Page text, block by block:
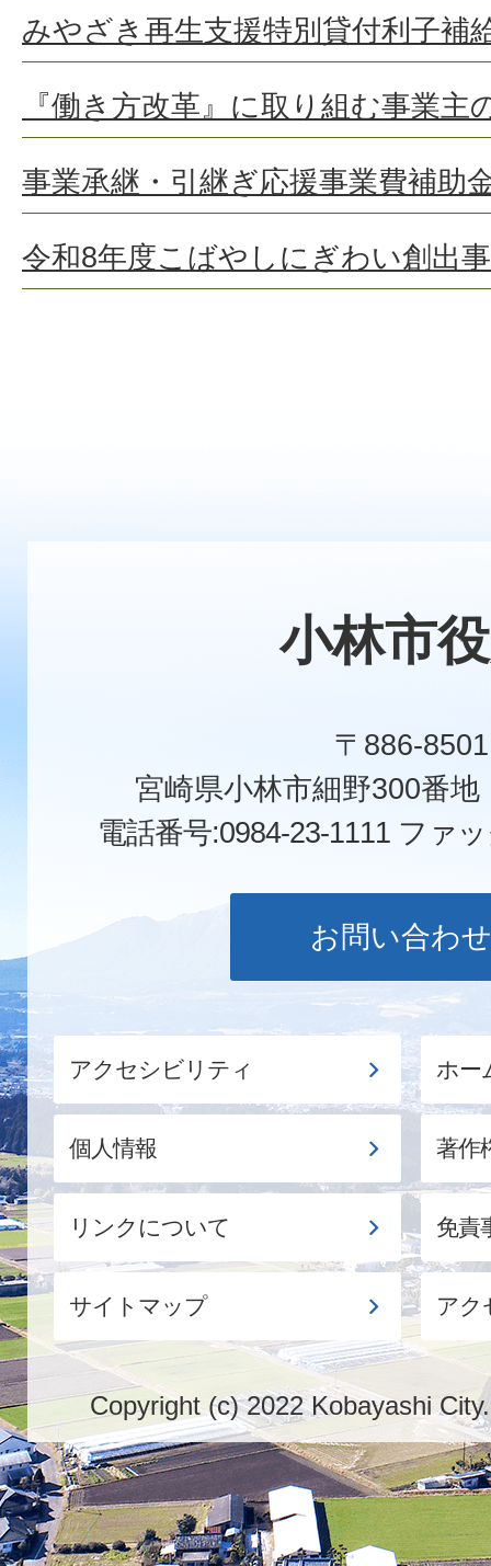
みやざき再生支援特別貸付利子補
『働き方改革』に取り組む事業主
事業承継・引継ぎ応援事業費補助
令和8年度こばやしにぎわい創出
小林市
〒886-8501
宮崎県小林市細野300番
電話番号:0984-23-1111 ファ
お問い合わせ
アクセシビリティ ホー
個人情報 著作
リンクについて 免責
サイトマップ アク
Copyright (c) 2022 Kobayashi